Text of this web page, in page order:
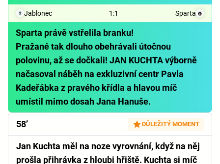
Jablonec 1 :1 Sparta
Sparta právě vstřelila branku!
Pražané tak dlouho obehrávali útočnou
polovinu, až se dočkali! JAN KUCHTA výborně
načasoval náběh na exkluzivní centr Pavla
Kadeřábka z pravého křídla a hlavou míč
umístil mimo dosah Jana Hanuše.
58’ DŮLEŽITÝ MOMENT
Jan Kuchta měl na noze vyrovnání, když na něj
prošla přihrávka z hloubi hřiště. Kuchta si míč